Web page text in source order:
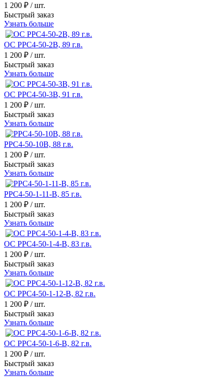
1 200 ₽ / шт.
Быстрый заказ
Узнать больше
ОС РРС4-50-2В, 89 г.в.
1 200 ₽ / шт.
Быстрый заказ
Узнать больше
ОС РРС4-50-3В, 91 г.в.
1 200 ₽ / шт.
Быстрый заказ
Узнать больше
РРС4-50-10В, 88 г.в.
1 200 ₽ / шт.
Быстрый заказ
Узнать больше
РРС4-50-1-11-В, 85 г.в.
1 200 ₽ / шт.
Быстрый заказ
Узнать больше
ОС РРС4-50-1-4-В, 83 г.в.
1 200 ₽ / шт.
Быстрый заказ
Узнать больше
ОС РРС4-50-1-12-В, 82 г.в.
1 200 ₽ / шт.
Быстрый заказ
Узнать больше
ОС РРС4-50-1-6-В, 82 г.в.
1 200 ₽ / шт.
Быстрый заказ
Узнать больше